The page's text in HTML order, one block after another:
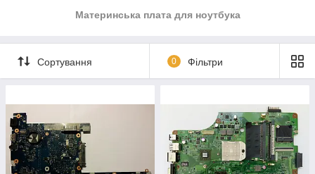
Материнська плата для ноутбука
Сортування 0 Фільтри